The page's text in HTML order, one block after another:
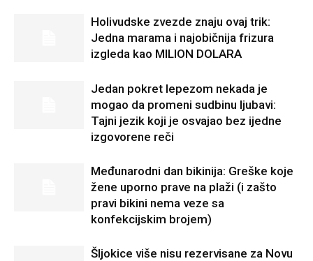
Holivudske zvezde znaju ovaj trik:
Jedna marama i najobičnija frizura
izgleda kao MILION DOLARA
Jedan pokret lepezom nekada je
mogao da promeni sudbinu ljubavi:
Tajni jezik koji je osvajao bez ijedne
izgovorene reči
Međunarodni dan bikinija: Greške koje
žene uporno prave na plaži (i zašto
pravi bikini nema veze sa
konfekcijskim brojem)
Šljokice više nisu rezervisane za Novu